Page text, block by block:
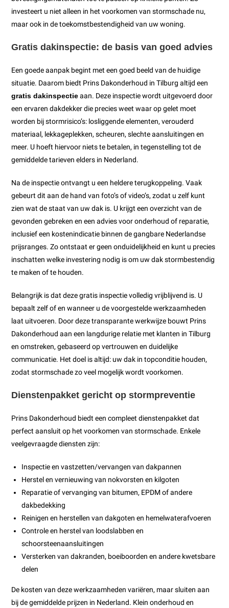
investeert u niet alleen in het voorkomen van stormschade nu,
maar ook in de toekomstbestendigheid van uw woning.
Gratis dakinspectie: de basis van goed advies
Een goede aanpak begint met een goed beeld van de huidige
situatie. Daarom biedt Prins Dakonderhoud in Tilburg altijd een
gratis dakinspectieaan. Deze inspectie wordt uitgevoerd door
een ervaren dakdekker die precies weet waar op gelet moet
worden bij stormrisico’s: losliggende elementen, verouderd
materiaal, lekkageplekken, scheuren, slechte aansluitingen en
meer. U hoeft hiervoor niets te betalen, in tegenstelling tot de
gemiddelde tarieven elders in Nederland.
Na de inspectie ontvangt u een heldere terugkoppeling. Vaak
gebeurt dit aan de hand van foto’s of video’s, zodat u zelf kunt
zien wat de staat van uw dak is. U krijgt een overzicht van de
gevonden gebreken en een advies voor onderhoud of reparatie,
inclusief een kostenindicatie binnen de gangbare Nederlandse
prijsranges. Zo ontstaat er geen onduidelijkheid en kunt u precies
inschatten welke investering nodig is om uw dak stormbestendig
te maken of te houden.
Belangrijk is dat deze gratis inspectie volledig vrijblijvend is. U
bepaalt zelf of en wanneer u de voorgestelde werkzaamheden
laat uitvoeren. Door deze transparante werkwijze bouwt Prins
Dakonderhoud aan een langdurige relatie met klanten in Tilburg
en omstreken, gebaseerd op vertrouwen en duidelijke
communicatie. Het doel is altijd: uw dak in topconditie houden,
zodat stormschade zo veel mogelijk wordt voorkomen.
Dienstenpakket gericht op stormpreventie
Prins Dakonderhoud biedt een compleet dienstenpakket dat
perfect aansluit op het voorkomen van stormschade. Enkele
veelgevraagde diensten zijn:
Inspectie en vastzetten/vervangen van dakpannen
Herstel en vernieuwing van nokvorsten en kilgoten
Reparatie of vervanging van bitumen, EPDM of andere
dakbedekking
Reinigen en herstellen van dakgoten en hemelwaterafvoeren
Controle en herstel van loodslabben en
schoorsteenaansluitingen
Versterken van dakranden, boeiboorden en andere kwetsbare
delen
De kosten van deze werkzaamheden variëren, maar sluiten aan
bij de gemiddelde prijzen in Nederland. Klein onderhoud en